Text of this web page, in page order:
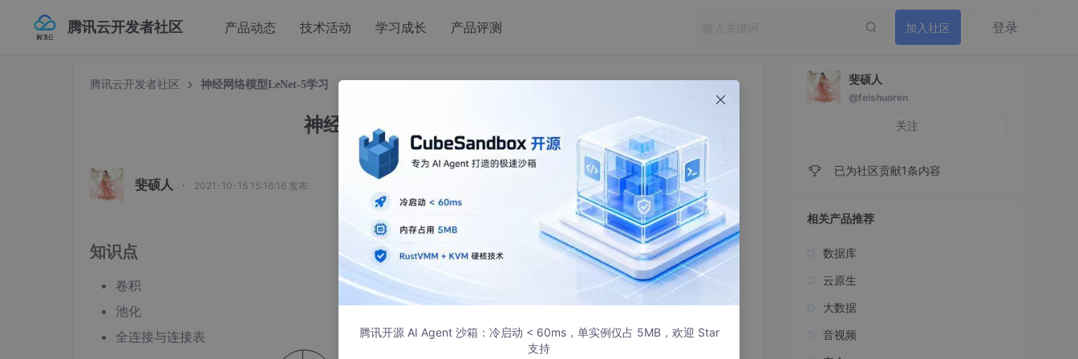
腾讯云开发者社区 产品动态 技术活动 学习成长 产品评测 加入社区 登录
腾讯云开发者社区 神经网络模型LeNet-5学习
神经网络模型LeNet-5学习
斐硕人 · 2021-10-15 15:16:16 发布
知识点
卷积
池化
全连接与连接表
斐硕人
@feishuoren
关注
已为社区贡献1条内容
相关产品推荐
数据库
云原生
大数据
音视频
腾讯开源 AI Agent 沙箱：冷启动 < 60ms，单实例仅占 5MB，欢迎 Star
支持